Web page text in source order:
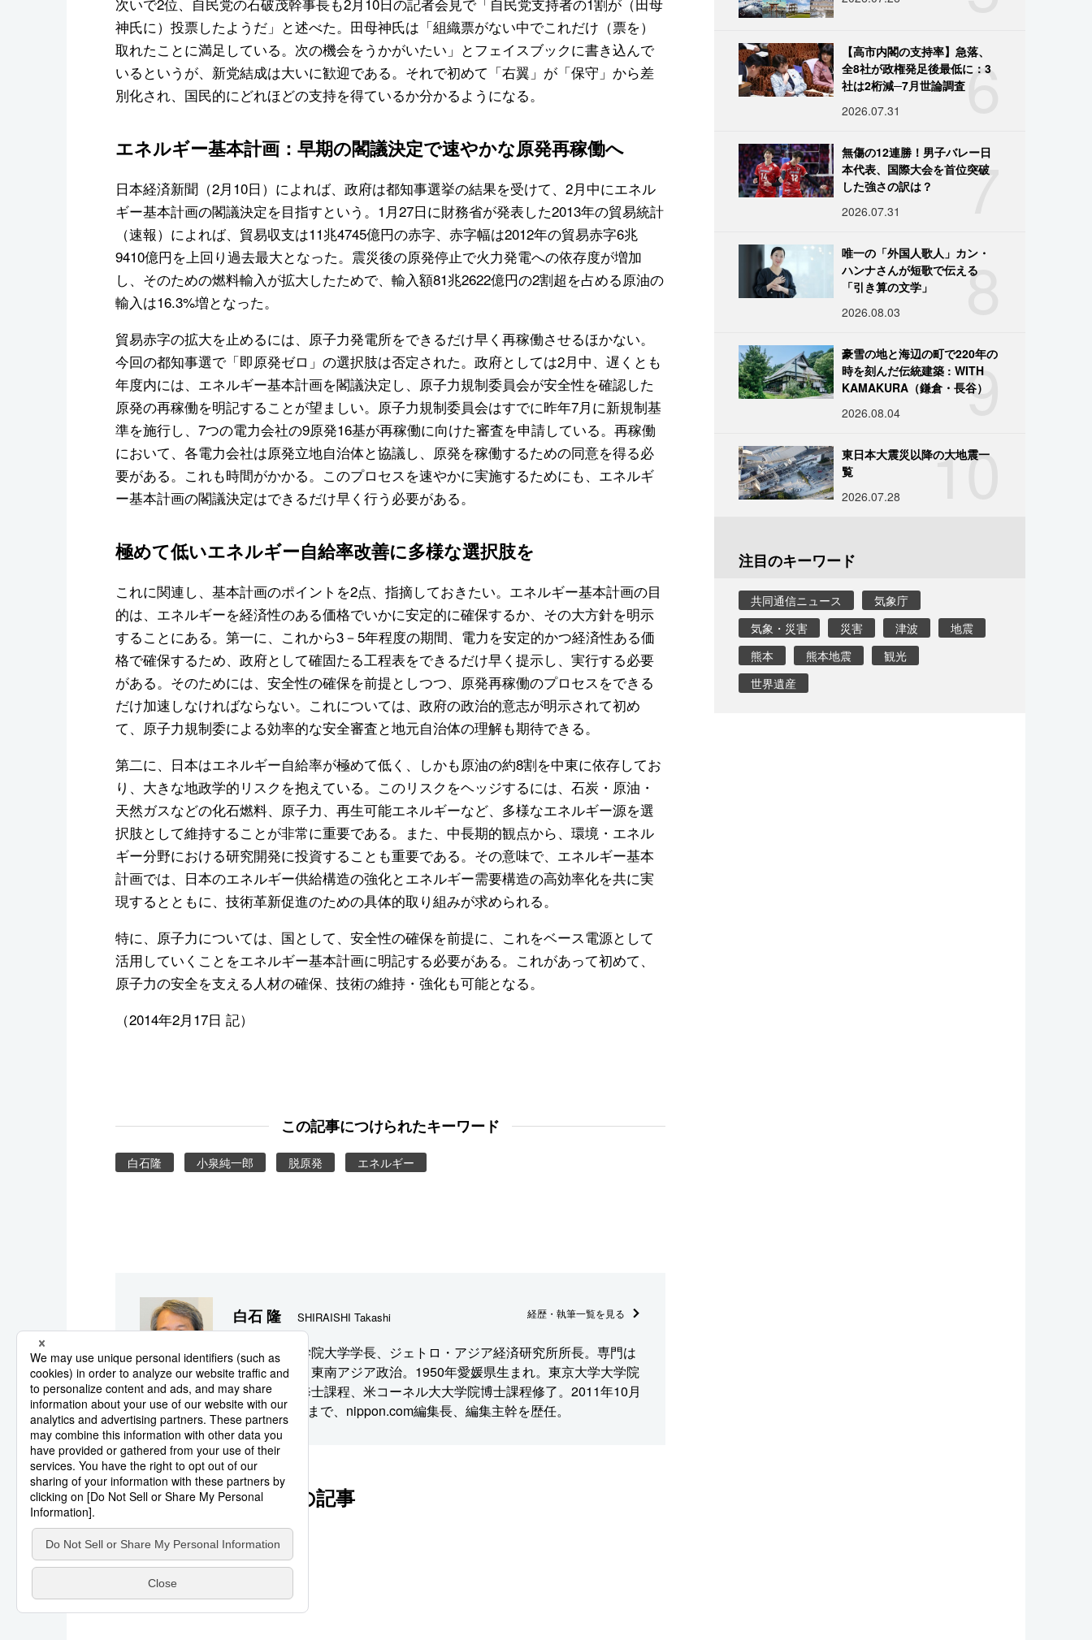
神氏に）投票したようだ」と述べた。田母神氏は「組織票がない中でこれだけ（票を）
取れたことに満足している。次の機会をうかがいたい」とフェイスブックに書き込んで
いるというが、新党結成は大いに歓迎である。それで初めて「右翼」が「保守」から差
別化され、国民的にどれほどの支持を得ているか分かるようになる。
エネルギー基本計画：早期の閣議決定で速やかな原発再稼働へ
日本経済新聞（2月10日）によれば、政府は都知事選挙の結果を受けて、2月中にエネル
ギー基本計画の閣議決定を目指すという。1月27日に財務省が発表した2013年の貿易統計
（速報）によれば、貿易収支は11兆4745億円の赤字、赤字幅は2012年の貿易赤字6兆
9410億円を上回り過去最大となった。震災後の原発停止で火力発電への依存度が増加
し、そのための燃料輸入が拡大したためで、輸入額81兆2622億円の2割超を占める原油の
輸入は16.3%増となった。
貿易赤字の拡大を止めるには、原子力発電所をできるだけ早く再稼働させるほかない。
今回の都知事選で「即原発ゼロ」の選択肢は否定された。政府としては2月中、遅くとも
年度内には、エネルギー基本計画を閣議決定し、原子力規制委員会が安全性を確認した
原発の再稼働を明記することが望ましい。原子力規制委員会はすでに昨年7月に新規制基
準を施行し、7つの電力会社の9原発16基が再稼働に向けた審査を申請している。再稼働
において、各電力会社は原発立地自治体と協議し、原発を稼働するための同意を得る必
要がある。これも時間がかかる。このプロセスを速やかに実施するためにも、エネルギ
ー基本計画の閣議決定はできるだけ早く行う必要がある。
極めて低いエネルギー自給率改善に多様な選択肢を
これに関連し、基本計画のポイントを2点、指摘しておきたい。エネルギー基本計画の目
的は、エネルギーを経済性のある価格でいかに安定的に確保するか、その大方針を明示
することにある。第一に、これから3－5年程度の期間、電力を安定的かつ経済性ある価
格で確保するため、政府として確固たる工程表をできるだけ早く提示し、実行する必要
がある。そのためには、安全性の確保を前提としつつ、原発再稼働のプロセスをできる
だけ加速しなければならない。これについては、政府の政治的意志が明示されて初め
て、原子力規制委による効率的な安全審査と地元自治体の理解も期待できる。
第二に、日本はエネルギー自給率が極めて低く、しかも原油の約8割を中東に依存してお
り、大きな地政学的リスクを抱えている。このリスクをヘッジするには、石炭・原油・
天然ガスなどの化石燃料、原子力、再生可能エネルギーなど、多様なエネルギー源を選
択肢として維持することが非常に重要である。また、中長期的観点から、環境・エネル
ギー分野における研究開発に投資することも重要である。その意味で、エネルギー基本
計画では、日本のエネルギー供給構造の強化とエネルギー需要構造の高効率化を共に実
現するとともに、技術革新促進のための具体的取り組みが求められる。
特に、原子力については、国として、安全性の確保を前提に、これをベース電源として
活用していくことをエネルギー基本計画に明記する必要がある。これがあって初めて、
原子力の安全を支える人材の確保、技術の維持・強化も可能となる。
（2014年2月17日 記）
この記事につけられたキーワード
白石隆 小泉純一郎 脱原発 エネルギー
白石 隆 SHIRAISHI Takashi 経歴・執筆一覧を見る
政策研究大学院大学学長、ジェトロ・アジア経済研究所所長。専門は
国際関係論、東南アジア政治。1950年愛媛県生まれ。東京大学大学院
国際関係論修士課程、米コーネル大大学院博士課程修了。2011年10月
から16年3月まで、nippon.com編集長、編集主幹を歴任。
このシリーズの他の記事
6
【高市内閣の支持率】急落、
全8社が政権発足後最低に：3
社は2桁減─7月世論調査
2026.07.31
7
無傷の12連勝！男子バレー日
本代表、国際大会を首位突破
した強さの訳は？
2026.07.31
8
唯一の「外国人歌人」カン・
ハンナさんが短歌で伝える
「引き算の文学」
2026.08.03
9
豪雪の地と海辺の町で220年の
時を刻んだ伝統建築 : WITH
KAMAKURA（鎌倉・長谷）
2026.08.04
10
東日本大震災以降の大地震一
覧
2026.07.28
注目のキーワード
共同通信ニュース
気象庁
気象・災害
災害 津波
地震
熊本
熊本地震
観光
世界遺産